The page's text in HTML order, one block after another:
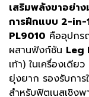
เสริมพลังขาอย่าง
การฝึกแบบ 2-in-
PL9010 คืออุปกร
ผสานฟังก์ชัน Leg
เท้า) ในเครื่องเดีย
ยุ่งยาก รองรับการ
สำหรับฟิตเนสเชิ